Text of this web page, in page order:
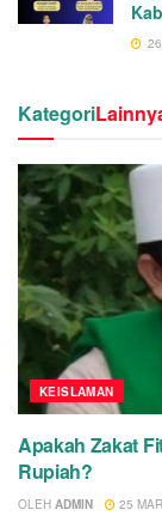
Kategori
KEISLAMAN
Apakah Zakat
Rupiah?
OLEH ADMIN 25